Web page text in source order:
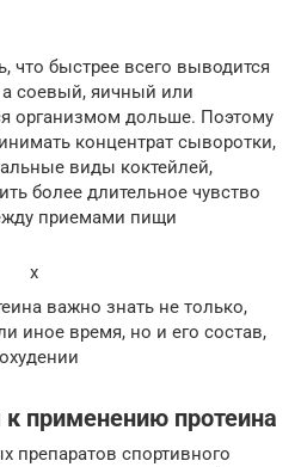
что быстрее всего выводится
соевый, яичный или
организмом дольше. Поэтому
концентрат сыворотки,
виды коктейлей,
более длительное чувство
приемами пищи
x
важно знать не только,
иное время, но и его состав,
к применению протеина
препаратов спортивного